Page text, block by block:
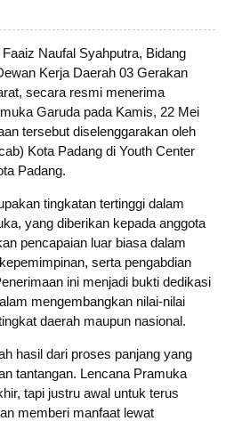
Faaiz Naufal Syahputra, Bidang
Kerja Daerah 03 Gerakan
secara resmi menerima
Garuda pada Kamis, 22 Mei
tersebut diselenggarakan oleh
Kota Padang di Youth Center
Padang.
tingkatan tertinggi dalam
yang diberikan kepada anggota
pencapaian luar biasa dalam
serta pengabdian
ini menjadi bukti dedikasi
mengembangkan nilai-nilai
daerah maupun nasional.
hasil dari proses panjang yang
tantangan. Lencana Pramuka
tapi justru awal untuk terus
memberi manfaat lewat